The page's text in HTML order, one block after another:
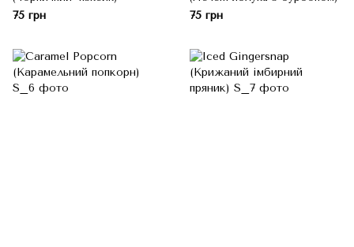
75 грн 75 грн